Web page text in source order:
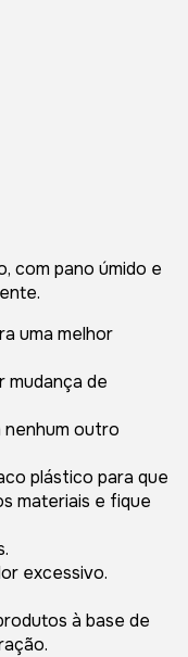
com pano úmido e
uma melhor
mudança de
outro
plástico para que
materiais e fique
excessivo.
à base de